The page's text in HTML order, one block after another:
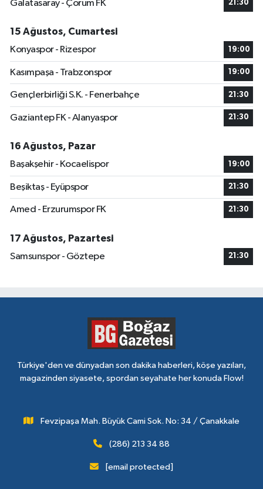
Galatasaray - Çorum FK
21:30
15 Ağustos, Cumartesi
Konyaspor - Rizespor
19:00
Kasımpaşa - Trabzonspor 19:00
Gençlerbirliği S.K. - Fenerbahçe 21:30
Gaziantep FK - Alanyaspor 21:30
16 Ağustos, Pazar
Başakşehir - Kocaelispor
19:00
Beşiktaş - Eyüpspor 21:30
Amed - Erzurumspor FK 21:30
17 Ağustos, Pazartesi
Samsunspor - Göztepe
21:30
Türkiye'den ve dünyadan son dakika haberleri, köşe yazıları,
magazinden siyasete, spordan seyahate her konuda Flow!
Fevzipaşa Mah. Büyük Cami Sok. No: 34 / Çanakkale
(286) 213 34 88
[email protected]